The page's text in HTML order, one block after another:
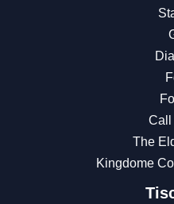
Call
The
Kingdome